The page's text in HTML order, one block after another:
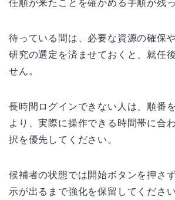
任順が来たことを確かめる手順が残
待っている間は、必要な資源の確保
研究の選定を済ませておくと、就任
せん。
長時間ログインできない人は、順番
より、実際に操作できる時間帯に合
択を優先してください。
候補者の状態では開始ボタンを押さ
示が出るまで強化を保留してください